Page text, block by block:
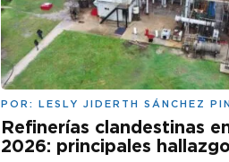
POR: LESLY JIDERTH SÁNCHEZ
Refinerías clandestinas
2026: principales